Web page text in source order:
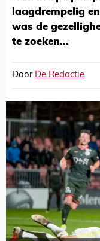
laagdrempelig
was de
te zoeken...
Door De Redactie